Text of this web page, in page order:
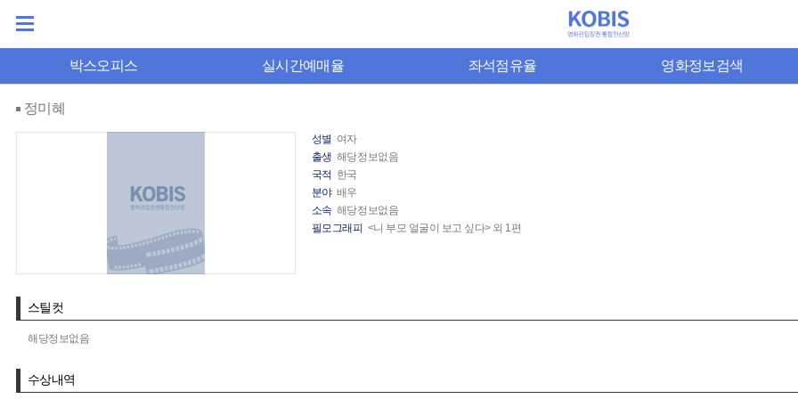
박스오피스 실시간예매율 좌석점유율 영화정보검색
정미혜
성별 여자
출생 해당정보없음
국적 한국
분야 배우
소속 해당정보없음
필모그래피 <니 부모 얼굴이 보고 싶다> 외 1편
스틸컷
해당정보없음
수상내역